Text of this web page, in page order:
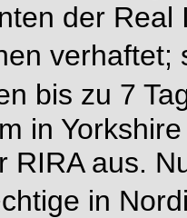
der
bis zu 7
in
RIRA aus.
in